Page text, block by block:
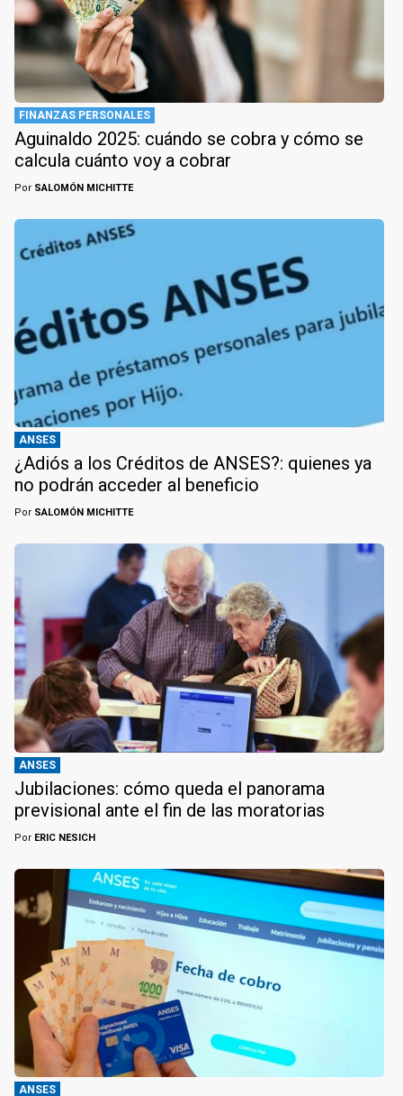
FINANZAS PERSONALES
Aguinaldo 2025: cuándo se cobra y cómo se
calcula cuánto voy a cobrar
Por SALOMÓN MICHITTE
ANSES
¿Adiós a los Créditos de ANSES?: quienes ya
no podrán acceder al beneficio
Por SALOMÓN MICHITTE
ANSES
Jubilaciones: cómo queda el panorama
previsional ante el fin de las moratorias
Por ERIC NESICH
ANSES